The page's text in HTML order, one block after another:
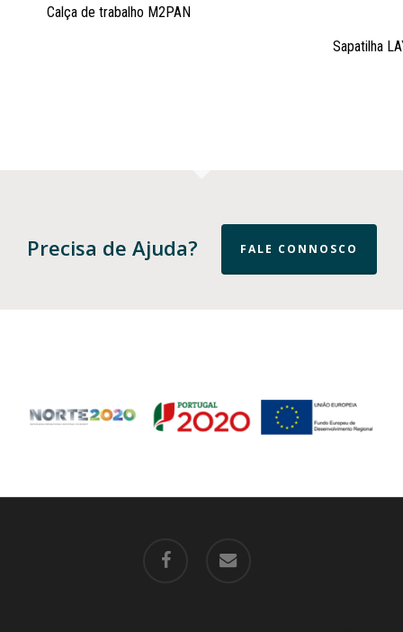
Calça de trabalho M2PAN
Sapatilha
Precisa de Ajuda? FALE CONNOSCO
facebook